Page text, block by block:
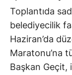
Toplantıda
belediyecilik
Haziran’da
Maratonu’na
Başkan